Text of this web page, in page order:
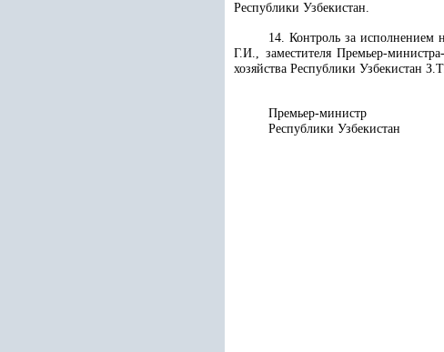
Республики Узбекистан.
14. Контроль за исполнением
Г.И., заместителя Премьер-
хозяйства Республики Узбекистан
Премьер-министр
Республики